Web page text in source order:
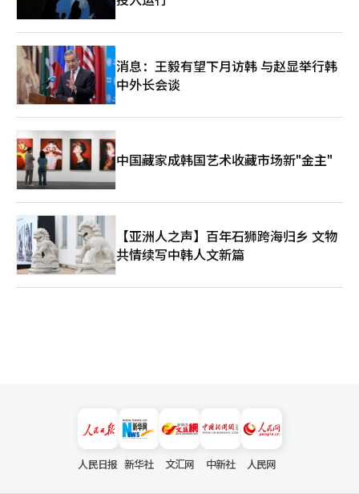
消息：王毅有望下月访韩 与赵显举行韩
中外长会谈
中国藏家成韩国艺术收藏市场新"金主"
【亚洲人之声】百年石狮跨海归乡 文物
共情续写中韩人文新篇
人民日报 新华社 文汇网 中新社 人民网